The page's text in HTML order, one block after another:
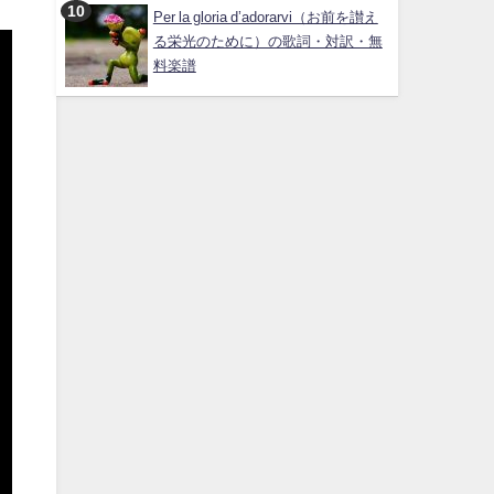
Per la gloria d’adorarvi（お前を讃え
る栄光のために）の歌詞・対訳・無
料楽譜